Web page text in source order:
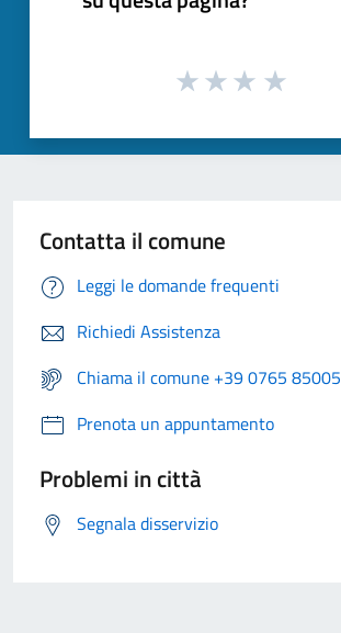
Contatta il comune
Leggi le domande frequenti
Richiedi Assistenza
Chiama il comune +39 0765 85005
Prenota un appuntamento
Problemi in città
Segnala disservizio